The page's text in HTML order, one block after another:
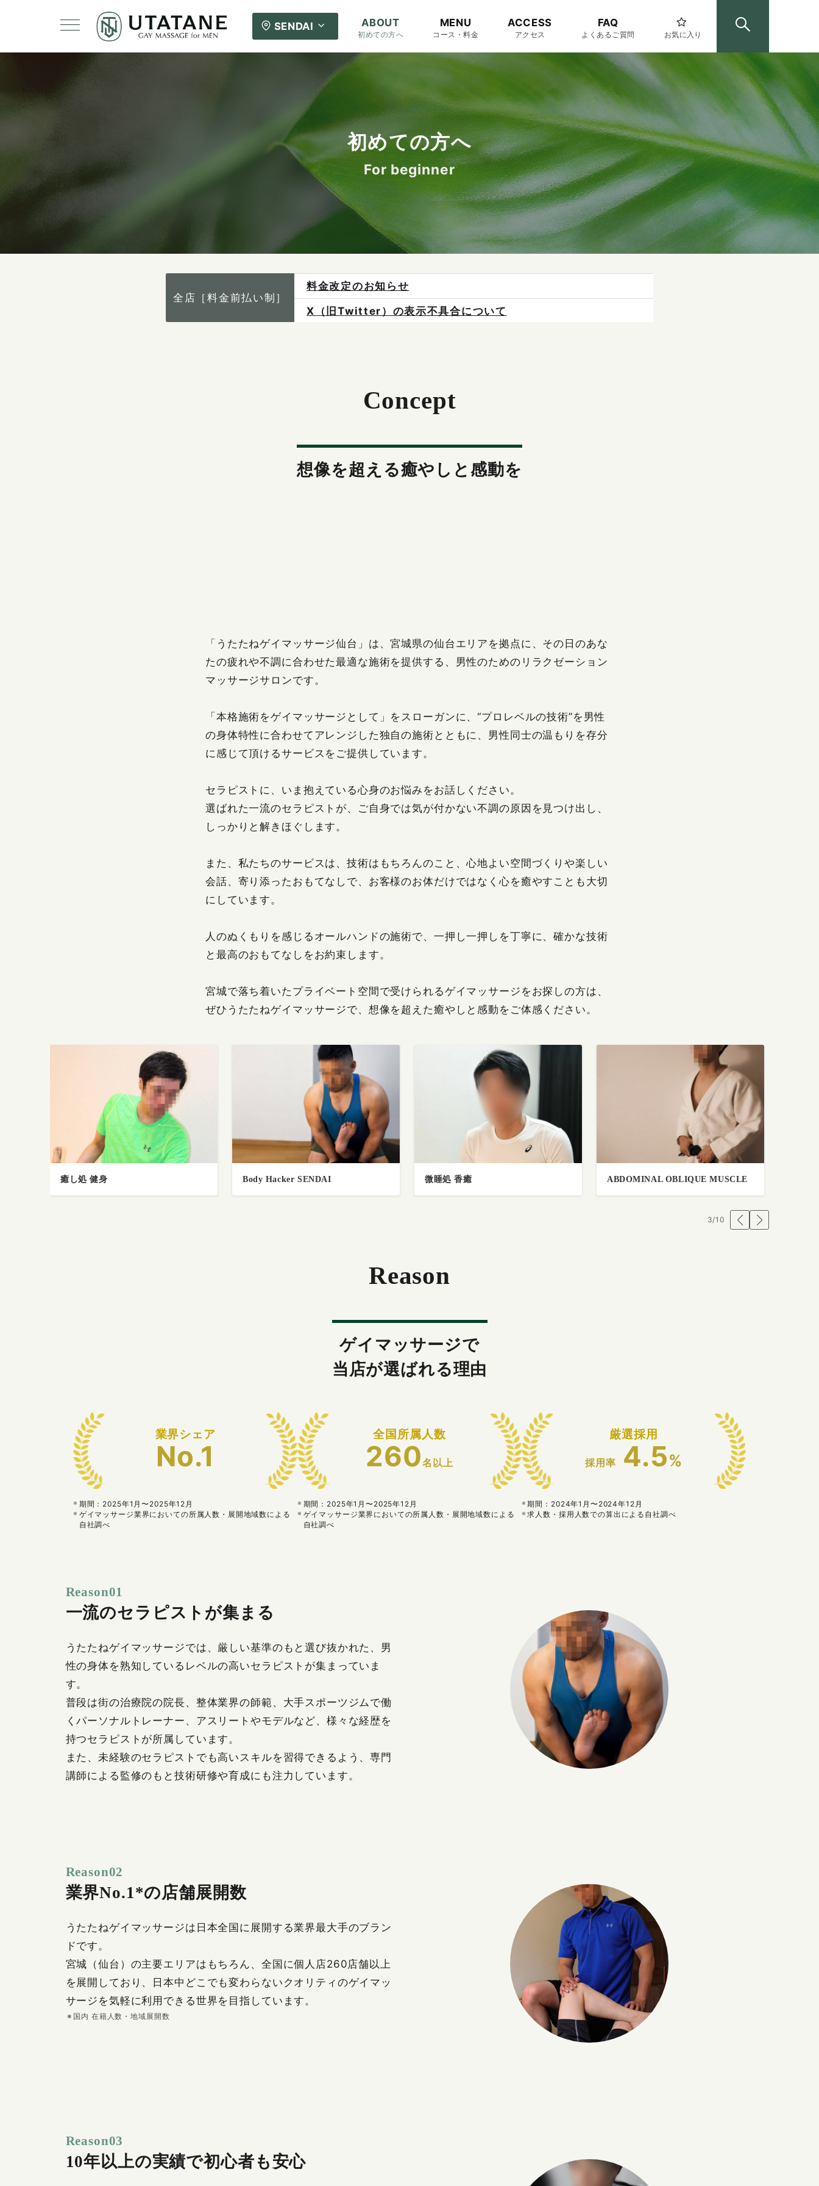
SENDAI ABOUT
初めての方へ
MENU
コース・料金
ACCESS
アクセス
FAQ
よくあるご質問 お気に入り
初めての方へ
For beginner
全店［料金前払い制］
料金改定のお知らせ
X（旧Twitter）の表示不具合について
ご予約は各店へ直接お問い合わせください。
Concept
想像を超える癒やしと感動を
「うたたねゲイマッサージ仙台」は、宮城県の仙台エリアを拠点に、その日のあな
たの疲れや不調に合わせた最適な施術を提供する、男性のためのリラクゼーション
マッサージサロンです。
「本格施術をゲイマッサージとして」をスローガンに、“プロレベルの技術”を男性
の身体特性に合わせてアレンジした独自の施術とともに、男性同士の温もりを存分
に感じて頂けるサービスをご提供しています。
セラピストに、いま抱えている心身のお悩みをお話しください。
選ばれた一流のセラピストが、ご自身では気が付かない不調の原因を見つけ出し、
しっかりと解きほぐします。
また、私たちのサービスは、技術はもちろんのこと、心地よい空間づくりや楽しい
会話、寄り添ったおもてなしで、お客様のお体だけではなく心を癒やすことも大切
にしています。
人のぬくもりを感じるオールハンドの施術で、一押し一押しを丁寧に、確かな技術
と最高のおもてなしをお約束します。
宮城で落ち着いたプライベート空間で受けられるゲイマッサージをお探しの方は、
ぜひうたたねゲイマッサージで、想像を超えた癒やしと感動をご体感ください。
Body Hacker SENDAI 微睡処 香癒 ABDOMINAL OBLIQUE MUSCLE リラックスルームけやき
4/10
Reason
ゲイマッサージで
当店が選ばれる理由
業界シェア
No.1
期間：2025年1月〜2025年12月
ゲイマッサージ業界においての所属人数・展開地域数による
自社調べ
全国所属人数
260名以上
期間：2025年1月〜2025年12月
ゲイマッサージ業界においての所属人数・展開地域数による
自社調べ
厳選採用
採用率 4.5%
期間：2024年1月〜2024年12月
求人数・採用人数での算出による自社調べ
Reason01
一流のセラピストが集まる
うたたねゲイマッサージでは、厳しい基準のもと選び抜かれた、男
性の身体を熟知しているレベルの高いセラピストが集まっていま
す。
普段は街の治療院の院長、整体業界の師範、大手スポーツジムで働
くパーソナルトレーナー、アスリートやモデルなど、様々な経歴を
持つセラピストが所属しています。
また、未経験のセラピストでも高いスキルを習得できるよう、専門
講師による監修のもと技術研修や育成にも注力しています。
Reason02
業界No.1*の店舗展開数
うたたねゲイマッサージは日本全国に展開する業界最大手のブラン
ドです。
宮城（仙台）の主要エリアはもちろん、全国に個人店260店舗以上
を展開しており、日本中どこでも変わらないクオリティのゲイマッ
サージを気軽に利用できる世界を目指しています。
国内 在籍人数・地域展開数
Reason03
10年以上の実績で初心者も安心